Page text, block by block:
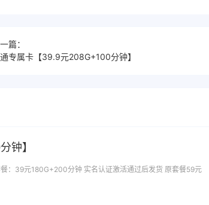
篇：
专属卡【39.9元208G+100分钟】
钟】
：39元180G+200分钟 实名认证激活通过后发货 原套餐59元